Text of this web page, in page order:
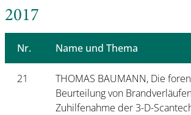
2017
Nr. Name und Thema
21
THOMAS BAUMANN, Die
Beurteilung von
Zuhilfenahme der 3-D-